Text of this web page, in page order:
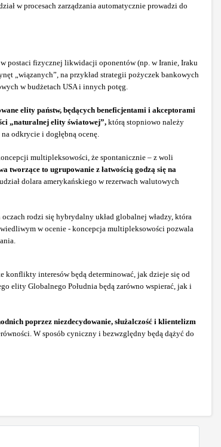
w procesach zarządzania automatycznie prowadzi do
postaci fizycznej likwidacji oponentów (np. w Iranie, Iraku
„wiązanych”, na przykład strategii pożyczek bankowych
w budżetach USA i innych potęg.
elity państw, będących beneficjentami i akceptorami
„naturalnej elity światowej”,którą stopniowo należy
odkrycie i dogłębną ocenę.
multipleksowości, że spontanicznie – z woli
tworzące to ugrupowanie z łatwością godzą się na
dolara amerykańskiego w rezerwach walutowych
rodzi się hybrydalny układ globalnej władzy, która
w ocenie - koncepcja multipleksowości pozwala
konflikty interesów będą determinować, jak dzieje się od
elity Globalnego Południa będą zarówno wspierać, jak i
poprzez niezdecydowanie, służalczość i klientelizm
W sposób cyniczny i bezwzględny będą dążyć do